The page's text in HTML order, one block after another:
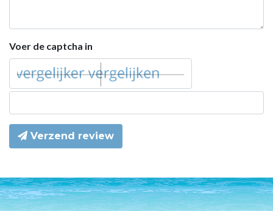
Voer de captcha in
Verzend review